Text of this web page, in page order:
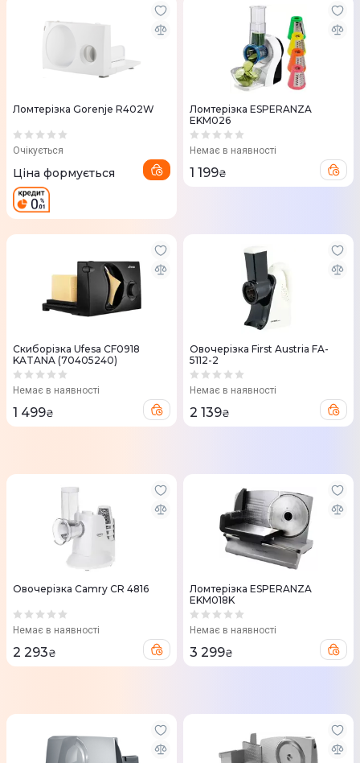
Ломтерізка Gorenje R402W
Очікується
Ціна формується
Ломтерізка ESPERANZA
EKM026
Немає в наявності
1 199₴
Скиборізка Ufesa CF0918
KATANA (70405240)
Немає в наявності
1 499₴
Овочерізка First Austria FA-
5112-2
Немає в наявності
2 139₴
Овочерізка Camry CR 4816
Немає в наявності
2 293₴
Ломтерізка ESPERANZA
EKM018K
Немає в наявності
3 299₴